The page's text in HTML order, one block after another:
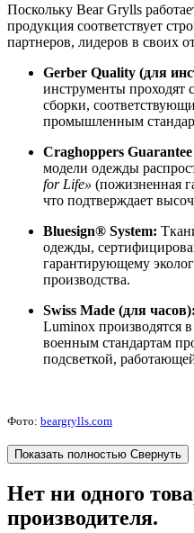
Поскольку Bear Grylls
продукция соответствует
партнеров, лидеров в своих
Gerber Quality (для
инструменты проходят
сборки,
промышленным
Craghoppers
модели одежды
for Life» (пожизненная
что подтверждает
Bluesign® System:
одежды,
гарантирующему
производства.
Swiss Made (для часов):
Luminox производятся
военным стандартам
подсветкой,
Фото: beargrylls.com
Показать полностью Свернуть
Нет ни одного
производителя.